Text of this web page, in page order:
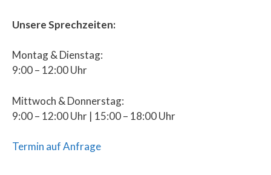
Unsere Sprechzeiten:
Montag & Dienstag:
9:00 – 12:00 Uhr
Mittwoch & Donnerstag:
9:00 – 12:00 Uhr | 15:00 – 18:00 Uhr
Termin auf Anfrage